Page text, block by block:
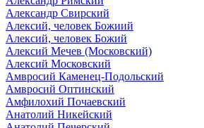
Александр Свирский
Алексий, человек Божиий
Алексий, человек Божий
Алексий Мечев (Московский)
Алексий Московский
Амвросий Каменец-Подольский
Амвросий Оптинский
Амфилохий Почаевский
Анатолий Никейский